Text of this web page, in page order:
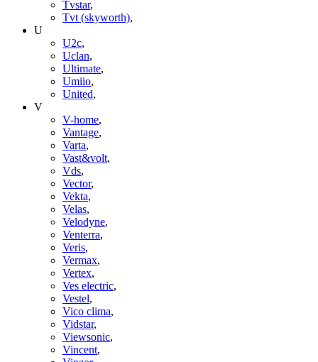
Tvstar,
Tvt (skyworth),
U
U2c,
Uclan,
Ultimate,
Umiio,
United,
V
V-home,
Vantage,
Varta,
Vast&volt,
Vds,
Vector,
Vekta,
Velas,
Velodyne,
Venterra,
Veris,
Vermax,
Vertex,
Ves electric,
Vestel,
Vico clima,
Vidstar,
Viewsonic,
Vincent,